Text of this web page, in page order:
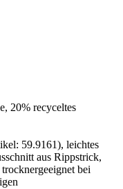
20% recyceltes
59.9161), leichtes
aus Rippstrick,
bei